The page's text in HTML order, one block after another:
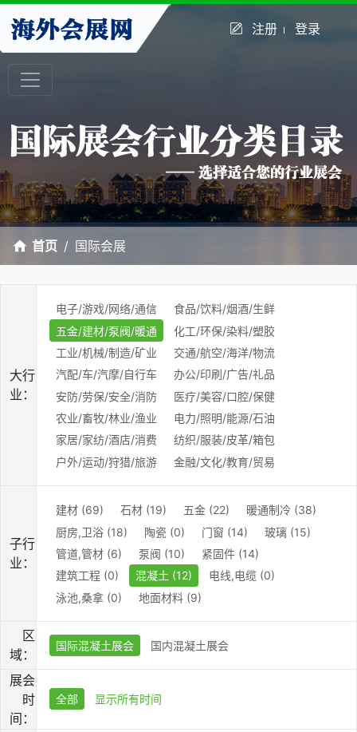
注册 登录
首页 国际会展
大行
业：
电子/游戏/网络/通信
食品/饮料/烟酒/生鲜
五金/建材/泵阀/暖通
化工/环保/染料/塑胶
工业/机械/制造/矿业
交通/航空/海洋/物流
汽配/车/汽摩/自行车
办公/印刷/广告/礼品
安防/劳保/安全/消防
医疗/美容/口腔/保健
农业/畜牧/林业/渔业
电力/照明/能源/石油
家居/家纺/酒店/消费
纺织/服装/皮革/箱包
户外/运动/狩猎/旅游
金融/文化/教育/贸易
子行
业：
建材 (69) 石材 (19) 五金 (22)
暖通制冷 (38)
厨房,卫浴 (18)
陶瓷 (0) 门窗 (14)
玻璃 (15)
管道,管材 (6)
泵阀 (10)
紧固件 (14)
建筑工程 (0)
混凝土 (12)
电线,电缆 (0)
泳池,桑拿 (0)
地面材料 (9)
区
域：
国际混凝土展会 国内混凝土展会
展会
时
间：
全部 显示所有时间